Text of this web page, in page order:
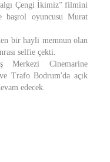
Çengi İkimiz” filmini
oyuncusu Murat
bir hayli memnun olan
selfie çekti.
Merkezi Cinemarine
Trafo Bodrum'da açık
edecek.